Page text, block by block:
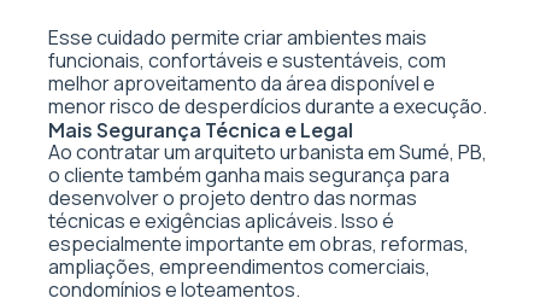
Esse cuidado permite criar ambientes mais
funcionais, confortáveis e sustentáveis, com
melhor aproveitamento da área disponível e
menor risco de desperdícios durante a execução.
Mais Segurança Técnica e Legal
Ao contratar um arquiteto urbanista em Sumé, PB,
o cliente também ganha mais segurança para
desenvolver o projeto dentro das normas
técnicas e exigências aplicáveis. Isso é
especialmente importante em obras, reformas,
ampliações, empreendimentos comerciais,
condomínios e loteamentos.